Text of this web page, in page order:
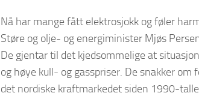
Nå har mange fått elektrosjokk og føler
Støre og olje- og energiminister Mjøs
De gjentar til det kjedsommelige at
og høye kull- og gasspriser. De snakker
det nordiske kraftmarkedet siden 1990-